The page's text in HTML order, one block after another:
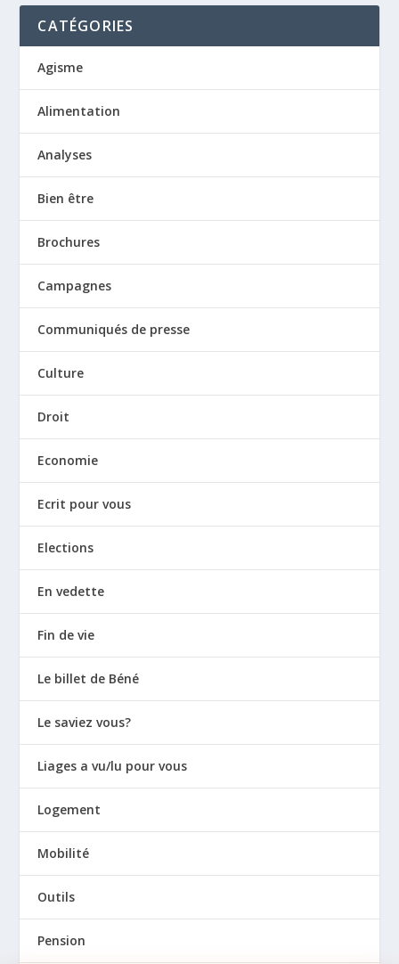
CATÉGORIES
Agisme
Alimentation
Analyses
Bien être
Brochures
Campagnes
Communiqués de presse
Culture
Droit
Economie
Ecrit pour vous
Elections
En vedette
Fin de vie
Le billet de Béné
Le saviez vous?
Liages a vu/lu pour vous
Logement
Mobilité
Outils
Pension